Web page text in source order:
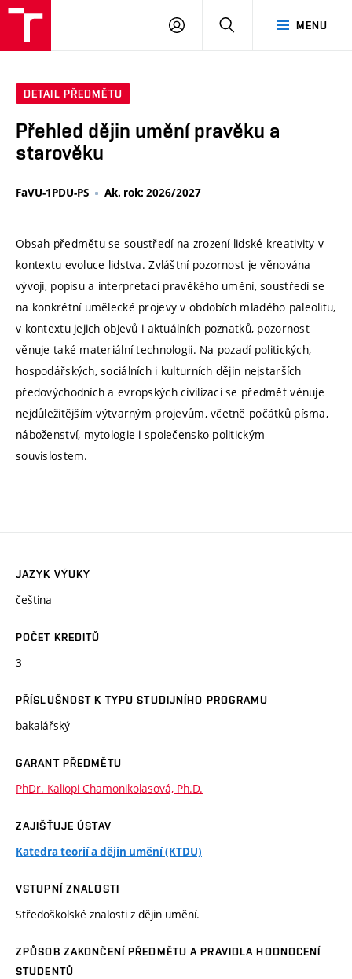
MENU
PŘIHLÁSIT
DETAIL PŘEDMĚTU
Přehled dějin umění pravěku a
starověku
FaVU-1PDU-PS Ak. rok: 2026/2027
Obsah předmětu se soustředí na zrození lidské kreativity v
kontextu evoluce lidstva. Zvláštní pozornost je věnována
vývoji, popisu a interpretaci pravěkého umění, soustředí se
na konkrétní umělecké projevy v obdobích mladého paleolitu,
v kontextu jejich objevů i aktuálních poznatků, pozornost
věnuje také materiální technologii. Na pozadí politických,
hospodářských, sociálních i kulturních dějin nejstarších
předovýchodních a evropských civilizací se předmět věnuje
nejdůležitějším výtvarným projevům, včetně počátků písma,
náboženství, mytologie i společensko-politickým
souvislostem.
JAZYK VÝUKY
čeština
POČET KREDITŮ
3
PŘÍSLUŠNOST K TYPU STUDIJNÍHO PROGRAMU
bakalářský
GARANT PŘEDMĚTU
PhDr. Kaliopi Chamonikolasová, Ph.D.
ZAJIŠŤUJE ÚSTAV
Katedra teorií a dějin umění (KTDU)
VSTUPNÍ ZNALOSTI
Středoškolské znalosti z dějin umění.
ZPŮSOB ZAKONČENÍ PŘEDMĚTU A PRAVIDLA HODNOCENÍ
STUDENTŮ